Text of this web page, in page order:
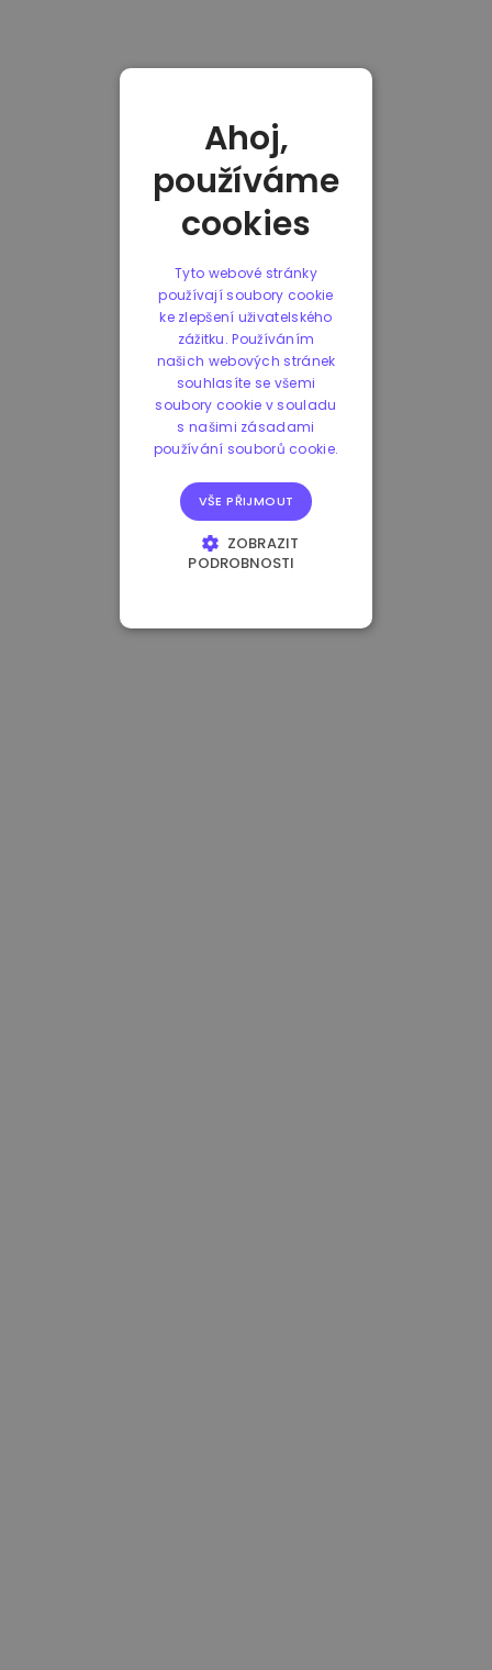
Ahoj,
používáme
cookies
Tyto webové stránky
používají soubory cookie
ke zlepšení uživatelského
zážitku. Používáním
našich webových stránek
souhlasíte se všemi
soubory cookie v souladu
s našimi zásadami
používání souborů cookie.
VŠE PŘIJMOUT
ZOBRAZIT
PODROBNOSTI